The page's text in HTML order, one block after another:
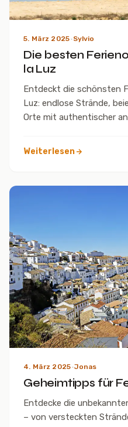
5. März 2025·Sylvio
Die besten
la Luz
Entdeckt die schönsten
Luz: endlose Strände,
Orte mit authentischer
Weiterlesen
4. März 2025·Jonas
Geheimtipps für
Entdecke die
– von versteckten